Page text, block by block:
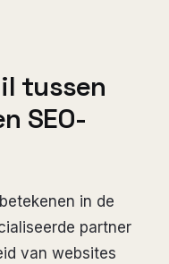
tussen
SEO-
in de
partner
van websites